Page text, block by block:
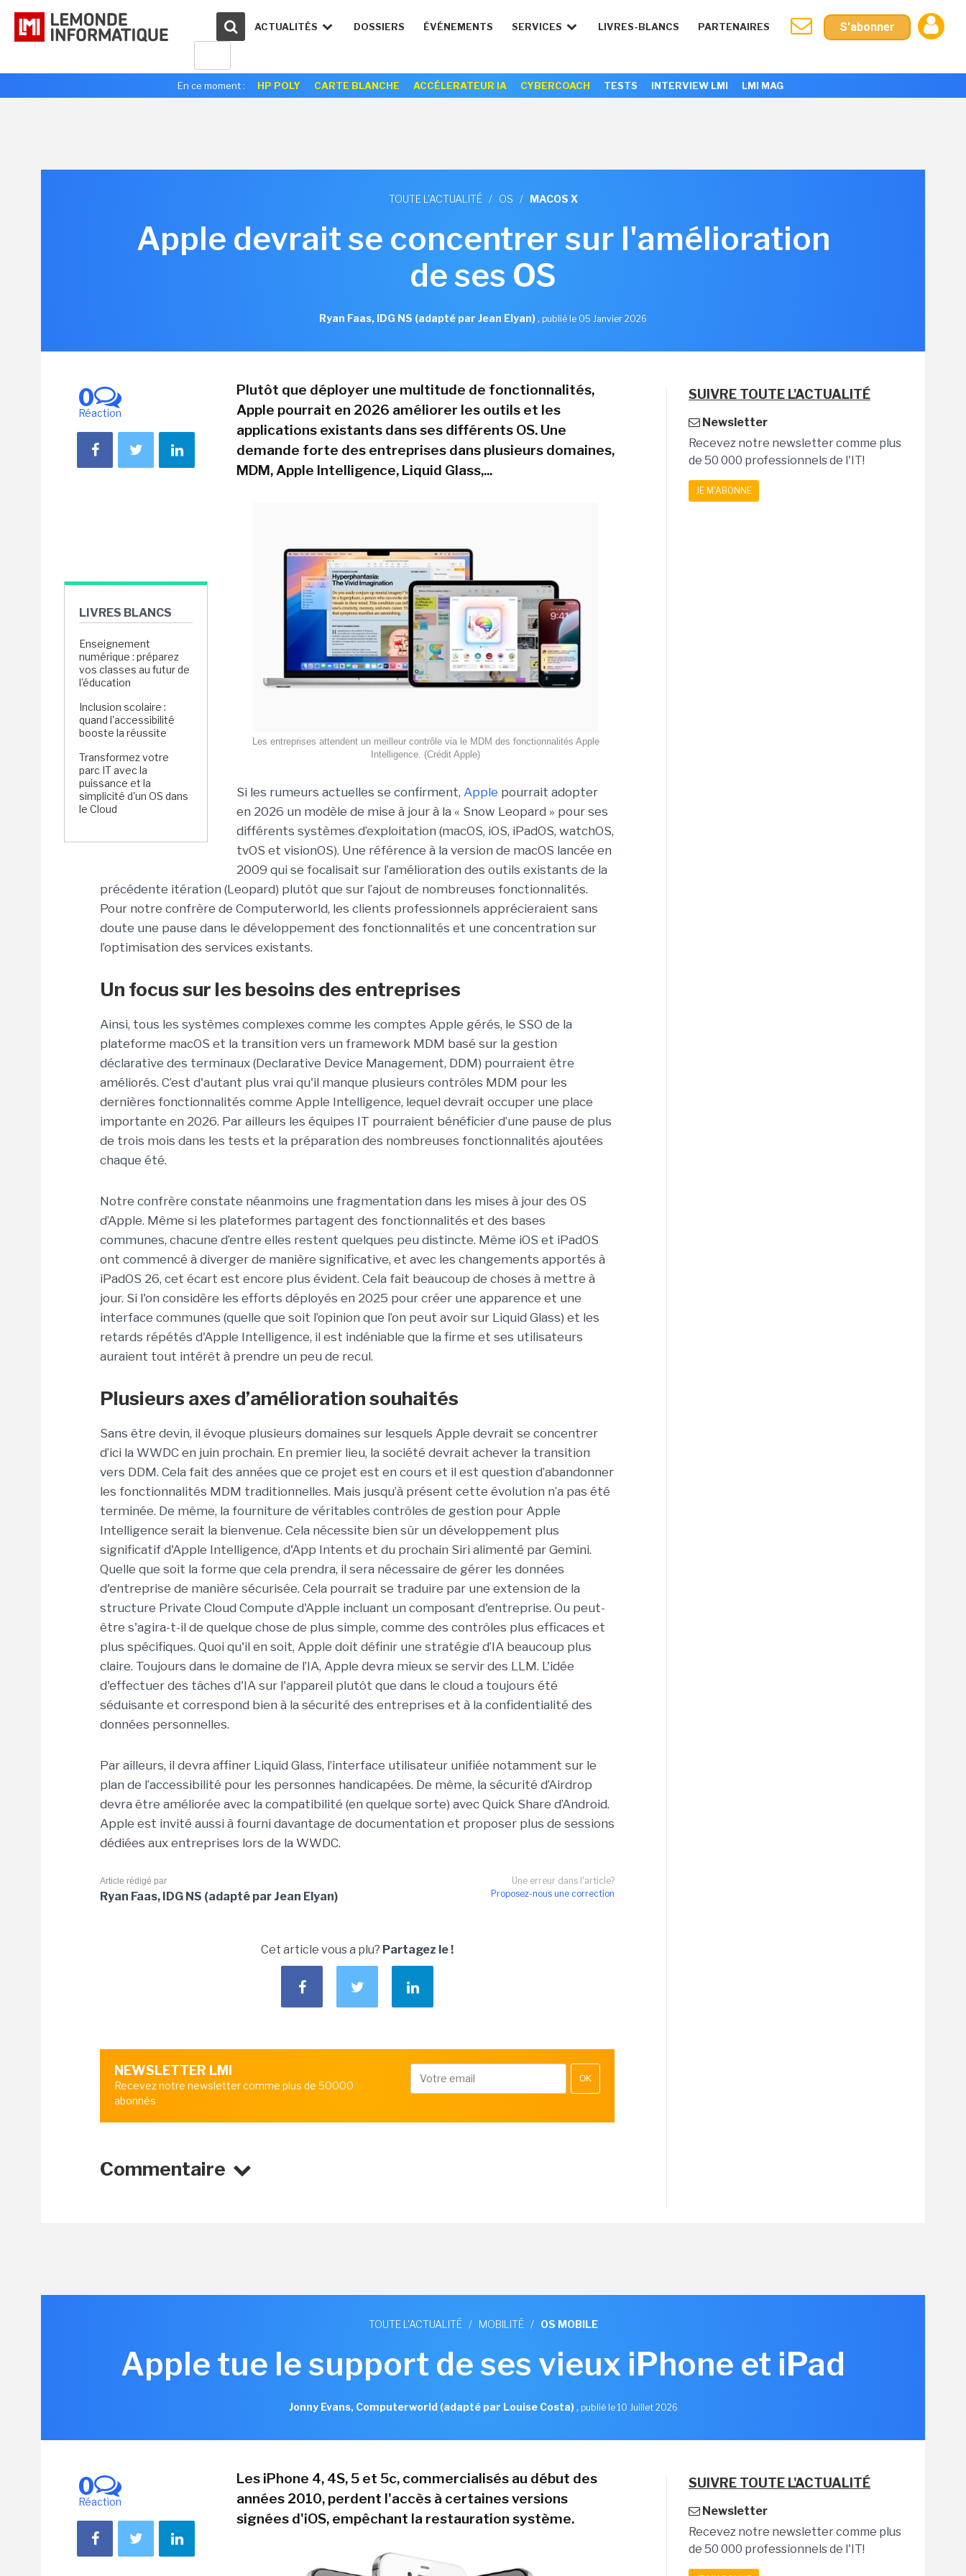
ACTUALITÉS DOSSIERS ÉVÉNEMENTS SERVICES LIVRES-BLANCS PARTENAIRES S'abonner
En ce moment : HP POLY CARTE BLANCHE ACCÉLERATEUR IA CYBERCOACH TESTS INTERVIEW LMI LMI MAG
TOUTE L'ACTUALITÉ / OS / MACOS X
Apple devrait se concentrer sur l'amélioration
de ses OS
Ryan Faas, IDG NS (adapté par Jean Elyan), publié le 05 Janvier 2026
0
Réaction
LIVRES BLANCS
Enseignement
numérique : préparez
vos classes au futur de
l'éducation
Inclusion scolaire :
quand l'accessibilité
booste la réussite
Transformez votre
parc IT avec la
puissance et la
simplicité d'un OS dans
le Cloud
Plutôt que déployer une multitude de fonctionnalités,
Apple pourrait en 2026 améliorer les outils et les
applications existants dans ses différents OS. Une
demande forte des entreprises dans plusieurs domaines,
MDM, Apple Intelligence, Liquid Glass,...
Les entreprises attendent un meilleur contrôle via le MDM des fonctionnalités Apple
Intelligence. (Crédit Apple)
Si les rumeurs actuelles se confirment, Apple pourrait adopter
en 2026 un modèle de mise à jour à la « Snow Leopard » pour ses
différents systèmes d’exploitation (macOS, iOS, iPadOS, watchOS,
tvOS et visionOS). Une référence à la version de macOS lancée en
2009 qui se focalisait sur l’amélioration des outils existants de la
précédente itération (Leopard) plutôt que sur l’ajout de nombreuses fonctionnalités.
Pour notre confrère de Computerworld, les clients professionnels apprécieraient sans
doute une pause dans le développement des fonctionnalités et une concentration sur
l’optimisation des services existants.
Un focus sur les besoins des entreprises
Ainsi, tous les systèmes complexes comme les comptes Apple gérés, le SSO de la
plateforme macOS et la transition vers un framework MDM basé sur la gestion
déclarative des terminaux (Declarative Device Management, DDM) pourraient être
améliorés. C’est d'autant plus vrai qu'il manque plusieurs contrôles MDM pour les
dernières fonctionnalités comme Apple Intelligence, lequel devrait occuper une place
importante en 2026. Par ailleurs les équipes IT pourraient bénéficier d’une pause de plus
de trois mois dans les tests et la préparation des nombreuses fonctionnalités ajoutées
chaque été.
Notre confrère constate néanmoins une fragmentation dans les mises à jour des OS
d’Apple. Même si les plateformes partagent des fonctionnalités et des bases
communes, chacune d’entre elles restent quelques peu distincte. Même iOS et iPadOS
ont commencé à diverger de manière significative, et avec les changements apportés à
iPadOS 26, cet écart est encore plus évident. Cela fait beaucoup de choses à mettre à
jour. Si l'on considère les efforts déployés en 2025 pour créer une apparence et une
interface communes (quelle que soit l’opinion que l’on peut avoir sur Liquid Glass) et les
retards répétés d'Apple Intelligence, il est indéniable que la firme et ses utilisateurs
auraient tout intérêt à prendre un peu de recul.
Plusieurs axes d’amélioration souhaités
Sans être devin, il évoque plusieurs domaines sur lesquels Apple devrait se concentrer
d’ici la WWDC en juin prochain. En premier lieu, la société devrait achever la transition
vers DDM. Cela fait des années que ce projet est en cours et il est question d’abandonner
les fonctionnalités MDM traditionnelles. Mais jusqu’à présent cette évolution n’a pas été
terminée. De même, la fourniture de véritables contrôles de gestion pour Apple
Intelligence serait la bienvenue. Cela nécessite bien sûr un développement plus
significatif d'Apple Intelligence, d'App Intents et du prochain Siri alimenté par Gemini.
Quelle que soit la forme que cela prendra, il sera nécessaire de gérer les données
d'entreprise de manière sécurisée. Cela pourrait se traduire par une extension de la
structure Private Cloud Compute d'Apple incluant un composant d'entreprise. Ou peut-
être s'agira-t-il de quelque chose de plus simple, comme des contrôles plus efficaces et
plus spécifiques. Quoi qu'il en soit, Apple doit définir une stratégie d’IA beaucoup plus
claire. Toujours dans le domaine de l’IA, Apple devra mieux se servir des LLM. L'idée
d'effectuer des tâches d'IA sur l'appareil plutôt que dans le cloud a toujours été
séduisante et correspond bien à la sécurité des entreprises et à la confidentialité des
données personnelles.
Par ailleurs, il devra affiner Liquid Glass, l’interface utilisateur unifiée notamment sur le
plan de l’accessibilité pour les personnes handicapées. De même, la sécurité d’Airdrop
devra être améliorée avec la compatibilité (en quelque sorte) avec Quick Share d’Android.
Apple est invité aussi à fourni davantage de documentation et proposer plus de sessions
dédiées aux entreprises lors de la WWDC.
Une erreur dans l'article?
Proposez-nous une correction
Article rédigé par
Ryan Faas, IDG NS (adapté par Jean Elyan)
Cet article vous a plu? Partagez le !
NEWSLETTER LMI
Recevez notre newsletter comme plus de 50000
abonnés
OK
Commentaire
SUIVRE TOUTE L'ACTUALITÉ
Newsletter
Recevez notre newsletter comme plus
de 50 000 professionnels de l'IT!
JE M'ABONNE
TOUTE L'ACTUALITÉ / MOBILITÉ / OS MOBILE
Apple tue le support de ses vieux iPhone et iPad
Jonny Evans, Computerworld (adapté par Louise Costa), publié le 10 Juillet 2026
0
Réaction
Les iPhone 4, 4S, 5 et 5c, commercialisés au début des
années 2010, perdent l'accès à certaines versions
signées d'iOS, empêchant la restauration système.
SUIVRE TOUTE L'ACTUALITÉ
Newsletter
Recevez notre newsletter comme plus
de 50 000 professionnels de l'IT!